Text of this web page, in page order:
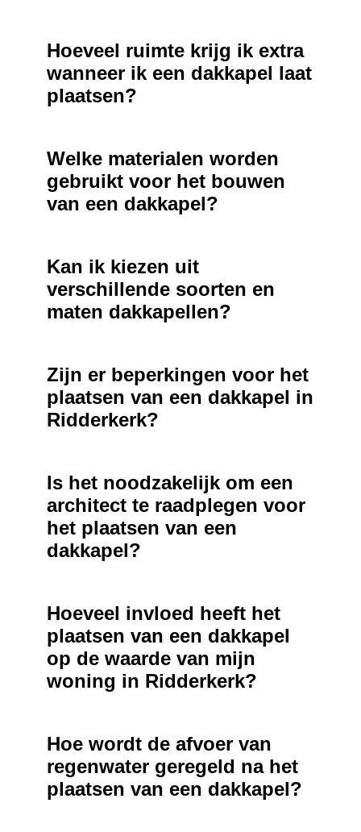
Hoeveel ruimte krijg ik extra
wanneer ik een dakkapel laat
plaatsen?
Welke materialen worden
gebruikt voor het bouwen
van een dakkapel?
Kan ik kiezen uit
verschillende soorten en
maten dakkapellen?
Zijn er beperkingen voor het
plaatsen van een dakkapel in
Ridderkerk?
Is het noodzakelijk om een
architect te raadplegen voor
het plaatsen van een
dakkapel?
Hoeveel invloed heeft het
plaatsen van een dakkapel
op de waarde van mijn
woning in Ridderkerk?
Hoe wordt de afvoer van
regenwater geregeld na het
plaatsen van een dakkapel?